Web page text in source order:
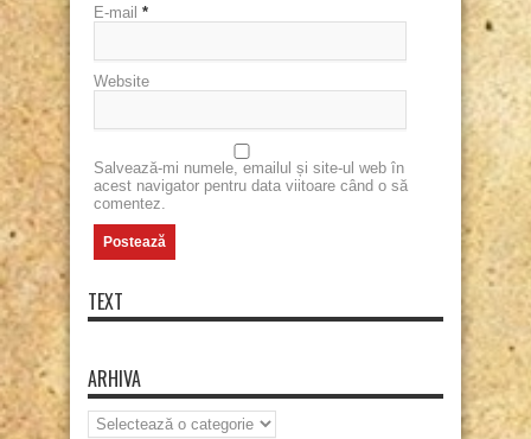
E-mail *
Website
Salvează-mi numele, emailul și site-ul web în
acest navigator pentru data viitoare când o să
comentez.
TEXT
ARHIVA
Arhiva